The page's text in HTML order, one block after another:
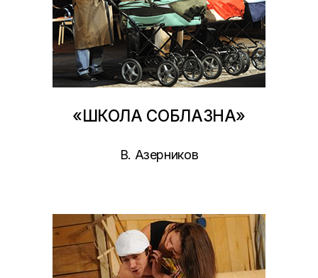
«ШКОЛА СОБЛАЗНА»
В. Азерников